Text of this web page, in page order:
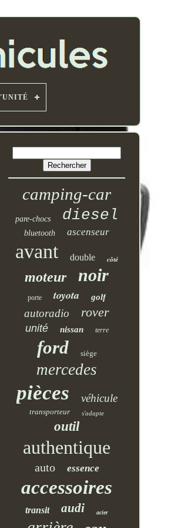
camping-car
pare-chocs diesel
bluetooth ascenseur
avant double côté
moteur noir
porte toyota golf
autoradio rover
unité nissan terre
ford siège
mercedes
pièces véhicule
transporteur s'adapte
outil
authentique
auto essence
accessoires
transit audi acier